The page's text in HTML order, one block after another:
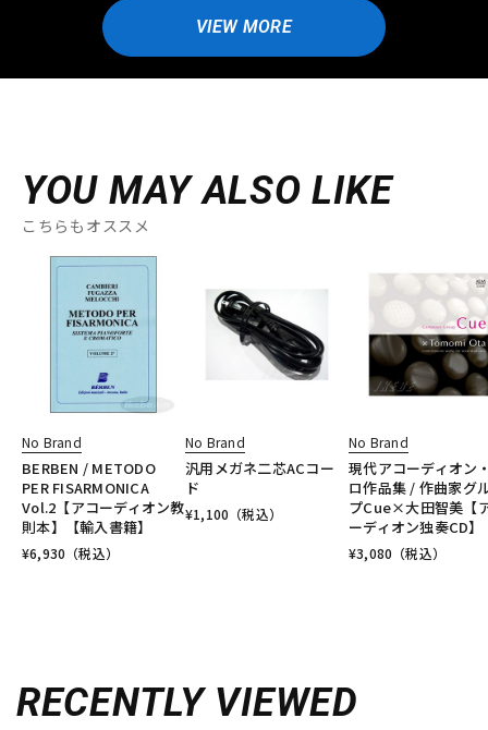
VIEW MORE
YOU MAY ALSO LIKE
こちらもオススメ
No Brand
BERBEN / METODO
PER FISARMONICA
Vol.2【アコーディオン教
則本】【輸入書籍】
¥6,930 （税込）
No Brand
汎用メガネ二芯ACコー
ド
¥1,100 （税込）
No Brand
現代アコーディオン
ロ作品集 / 作曲家グ
プCue×大田智美【
ーディオン独奏CD】
¥3,080 （税込）
RECENTLY VIEWED